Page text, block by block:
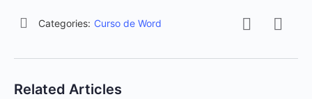
Categories: Curso de Word
Related Articles